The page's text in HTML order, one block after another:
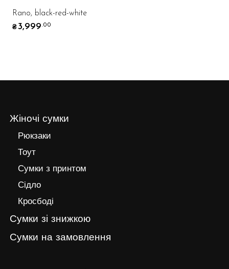
Rano, black-red-white
₴3,999.00
Жіночі сумки
Рюкзаки
Тоут
Сумки з принтом
Сідло
Кросбоді
Сумки зі знижкою
Сумки на замовлення